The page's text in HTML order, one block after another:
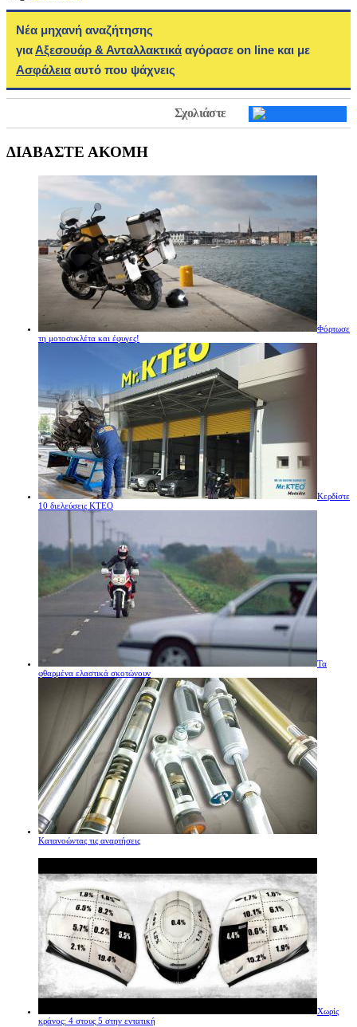
Νέα μηχανή αναζήτησης
γιαΑξεσουάρ & Ανταλλακτικά αγόρασε on line και με
Ασφάλεια αυτό που ψάχνεις
Σχολιάστε
ΔΙΑΒΑΣΤΕ ΑΚΟΜΗ
Φόρτωσε
τη μοτοσυκλέτα και έφυγες!
Κερδίστε
10 διελεύσεις ΚΤΕΟ
Τα
φθαρμένα ελαστικά σκοτώνουν
Κατανοώντας τις αναρτήσεις
Χωρίς
κράνος: 4 στους 5 στην εντατική